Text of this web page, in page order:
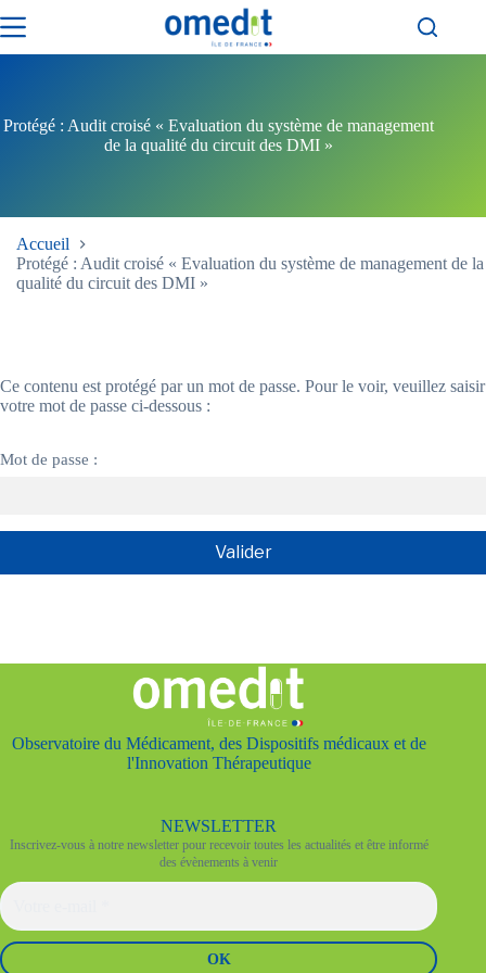
au
Protégé : Audit croisé « Evaluation du système de management
de la qualité du circuit des DMI »
Accueil
Protégé : Audit croisé « Evaluation du système de management de la
qualité du circuit des DMI »
Ce contenu est protégé par un mot de passe. Pour le voir, veuillez saisir
votre mot de passe ci-dessous :
Mot de passe :
Observatoire du Médicament, des Dispositifs médicaux et de
l'Innovation Thérapeutique
NEWSLETTER
Inscrivez-vous à notre newsletter pour recevoir toutes les actualités et être informé
des évènements à venir